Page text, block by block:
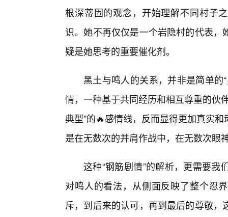
根深蒂固的观念，开始理解不同村子
识。她不再仅仅是一个岩隐村的代表
疑是她思考的重要催化剂。
黑土与鸣人的关系，并非是简单的
情，一种基于共同经历和相互尊重的伙
典型”的🔥感情线，反而显得更加真实
是在无数次的并肩作战中，在无数次眼
这种“钢筋剧情”的解析，更需要
对鸣人的看法，从侧面反映了整个忍
斥，到后来的认可，再到最后的尊敬